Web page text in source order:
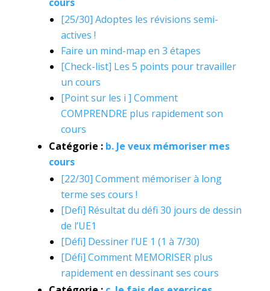
[25/30] Adoptes les révisions semi-
actives !
Faire un mind-map en 3 étapes
[Check-list] Les 5 points pour travailler
un cours
[Point sur les i ] Comment
COMPRENDRE plus rapidement son
cours
Catégorie : b. Je veux mémoriser mes
cours
[22/30] Comment mémoriser à long
terme ses cours !
[Defi] Résultat du défi 30 jours de dessin
de l’UE1
[Défi] Dessiner l’UE 1 (1 à 7/30)
[Défi] Comment MEMORISER plus
rapidement en dessinant ses cours